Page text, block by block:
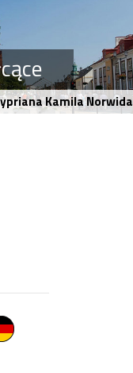
Kamila